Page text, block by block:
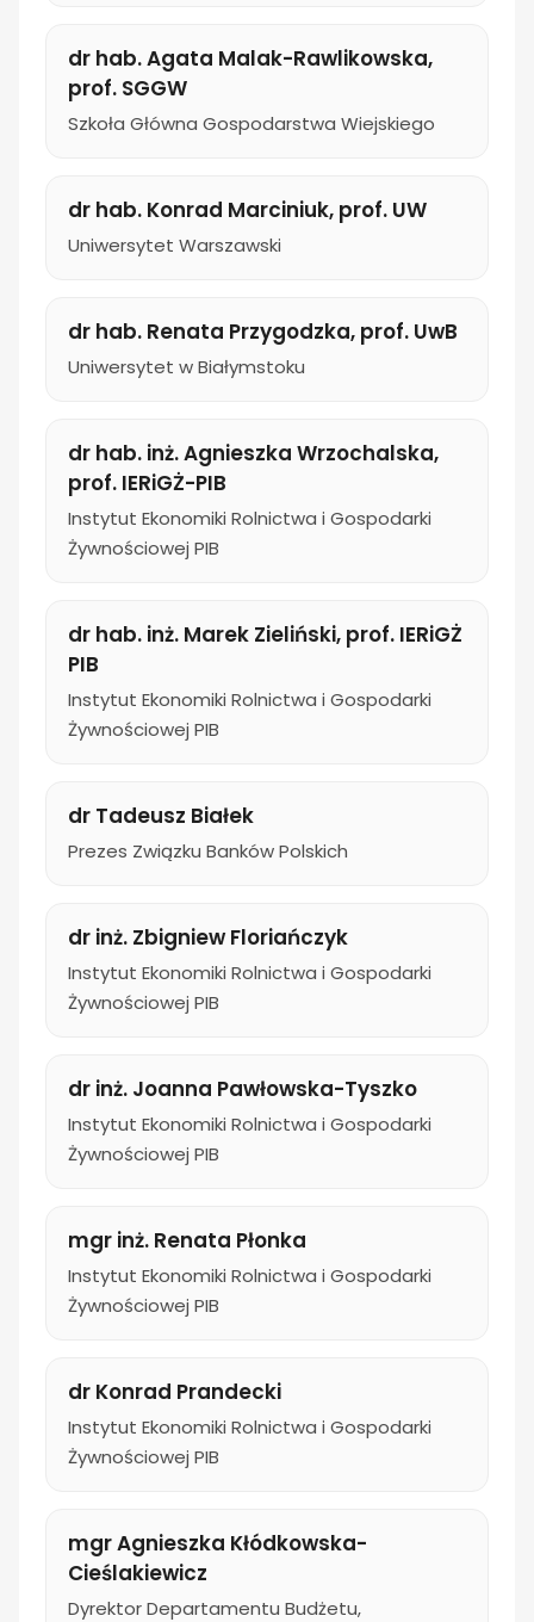
dr hab. Agata Malak-Rawlikowska,
prof. SGGW
Szkoła Główna Gospodarstwa Wiejskiego
dr hab. Konrad Marciniuk, prof. UW
Uniwersytet Warszawski
dr hab. Renata Przygodzka, prof. UwB
Uniwersytet w Białymstoku
dr hab. inż. Agnieszka Wrzochalska,
prof. IERiGŻ-PIB
Instytut Ekonomiki Rolnictwa i Gospodarki
Żywnościowej PIB
dr hab. inż. Marek Zieliński, prof. IERiGŻ
PIB
Instytut Ekonomiki Rolnictwa i Gospodarki
Żywnościowej PIB
dr Tadeusz Białek
Prezes Związku Banków Polskich
dr inż. Zbigniew Floriańczyk
Instytut Ekonomiki Rolnictwa i Gospodarki
Żywnościowej PIB
dr inż. Joanna Pawłowska-Tyszko
Instytut Ekonomiki Rolnictwa i Gospodarki
Żywnościowej PIB
mgr inż. Renata Płonka
Instytut Ekonomiki Rolnictwa i Gospodarki
Żywnościowej PIB
dr Konrad Prandecki
Instytut Ekonomiki Rolnictwa i Gospodarki
Żywnościowej PIB
mgr Agnieszka Kłódkowska-
Cieślakiewicz
Dyrektor Departamentu Budżetu,